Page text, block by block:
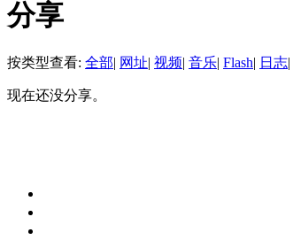
分享
按类型查看: 全部 网址 视频 音乐 Flash 日志
现在还没分享。